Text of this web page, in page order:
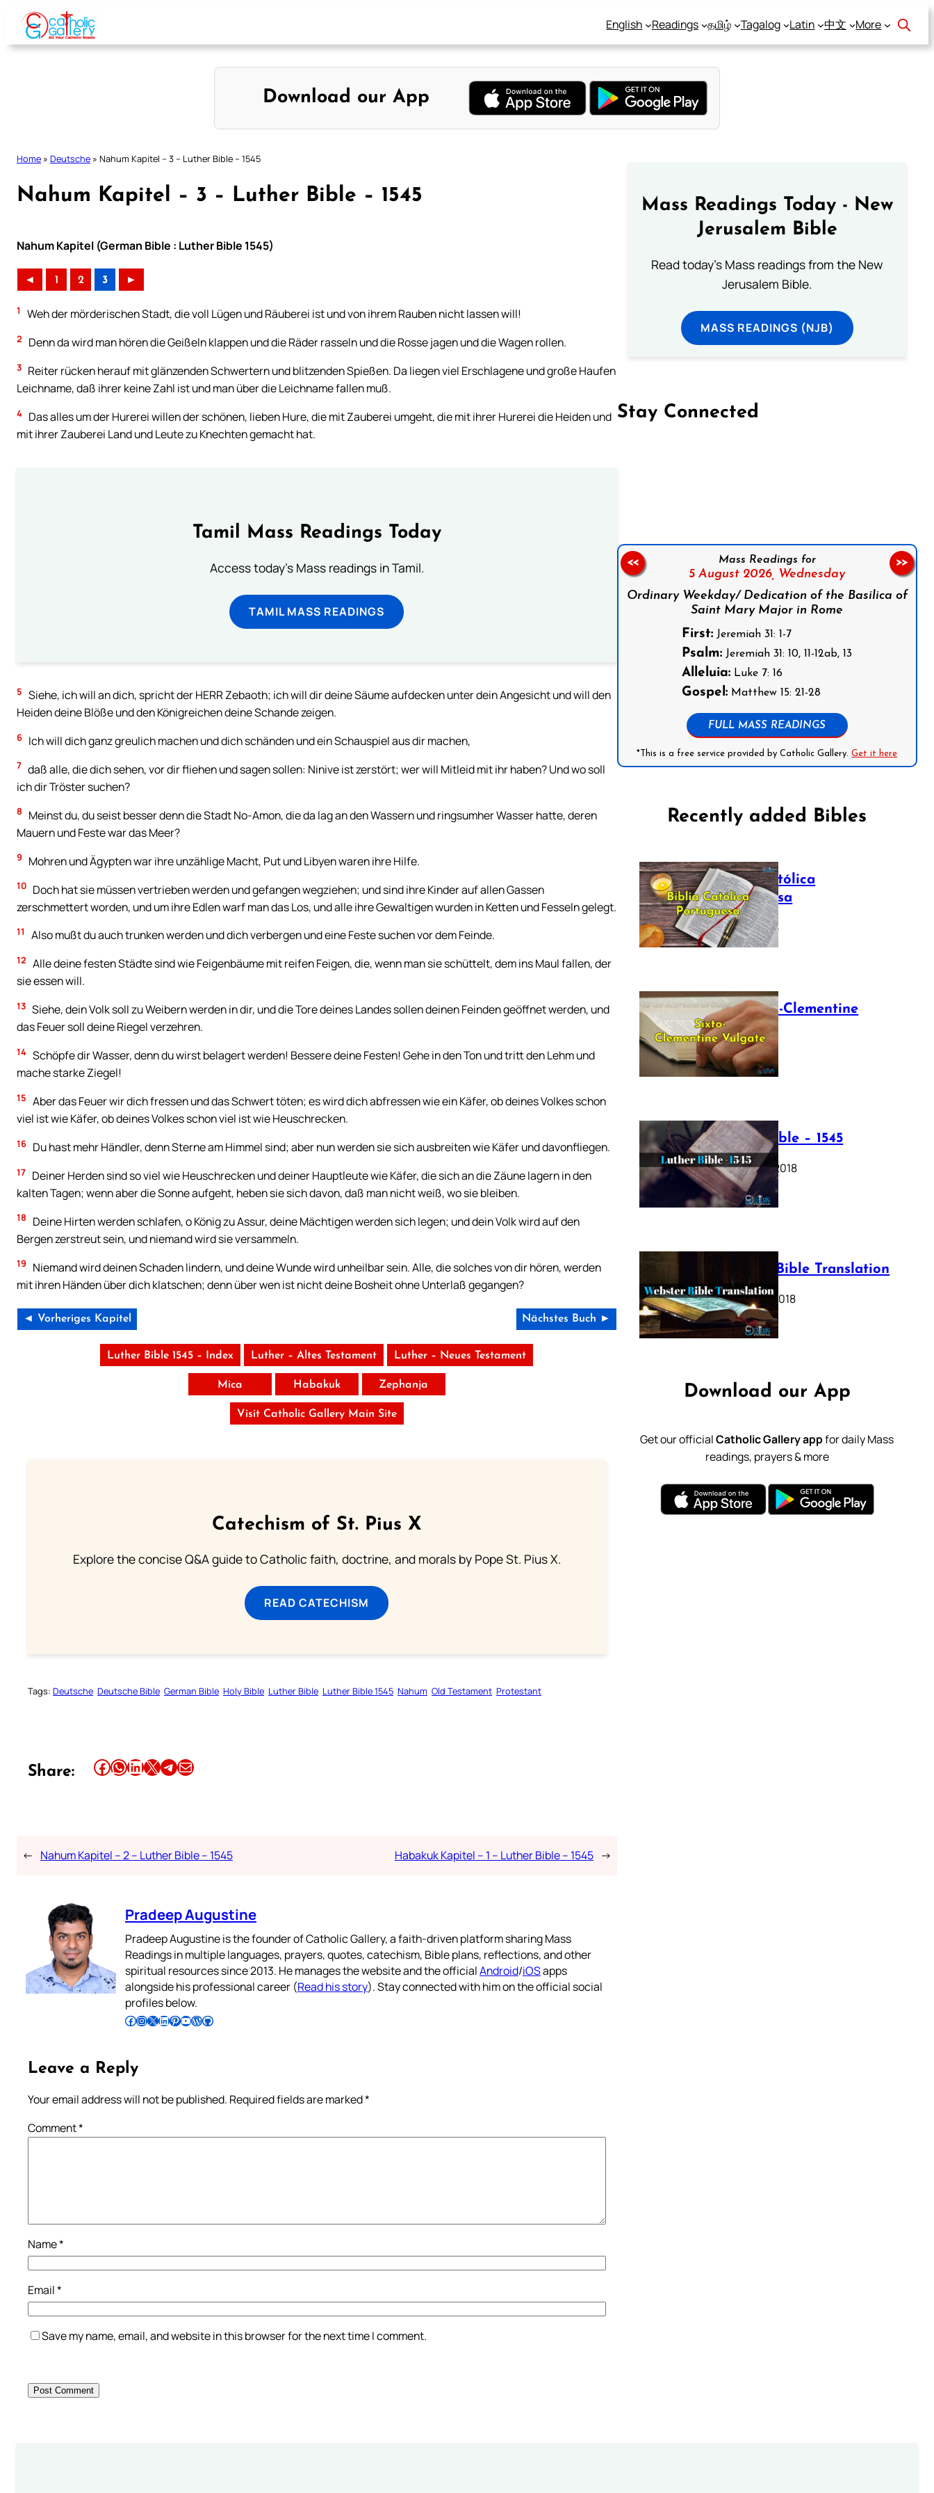
Skip
content
English Readings தமிழ் Tagalog Latin 中文 More
Download our App
Home » Deutsche » Nahum Kapitel – 3 – Luther Bible – 1545
Nahum Kapitel – 3 – Luther Bible – 1545
Nahum Kapitel (German Bible : Luther Bible 1545)
◄ 1 2 3 ►
1 Weh der mörderischen Stadt, die voll Lügen und Räuberei ist und von ihrem Rauben nicht lassen will!
2 Denn da wird man hören die Geißeln klappen und die Räder rasseln und die Rosse jagen und die Wagen rollen.
3 Reiter rücken herauf mit glänzenden Schwertern und blitzenden Spießen. Da liegen viel Erschlagene und große Haufen
Leichname, daß ihrer keine Zahl ist und man über die Leichname fallen muß.
4 Das alles um der Hurerei willen der schönen, lieben Hure, die mit Zauberei umgeht, die mit ihrer Hurerei die Heiden und
mit ihrer Zauberei Land und Leute zu Knechten gemacht hat.
Tamil Mass Readings Today
Access today's Mass readings in Tamil.
TAMIL MASS READINGS
5 Siehe, ich will an dich, spricht der HERR Zebaoth; ich will dir deine Säume aufdecken unter dein Angesicht und will den
Heiden deine Blöße und den Königreichen deine Schande zeigen.
6 Ich will dich ganz greulich machen und dich schänden und ein Schauspiel aus dir machen,
7 daß alle, die dich sehen, vor dir fliehen und sagen sollen: Ninive ist zerstört; wer will Mitleid mit ihr haben? Und wo soll
ich dir Tröster suchen?
8
Meinst du, du seist besser denn die Stadt No-Amon, die da lag an den Wassern und ringsumher Wasser hatte, deren
Mauern und Feste war das Meer?
9 Mohren und Ägypten war ihre unzählige Macht, Put und Libyen waren ihre Hilfe.
10 Doch hat sie müssen vertrieben werden und gefangen wegziehen; und sind ihre Kinder auf allen Gassen
zerschmettert worden, und um ihre Edlen warf man das Los, und alle ihre Gewaltigen wurden in Ketten und Fesseln gelegt.
11 Also mußt du auch trunken werden und dich verbergen und eine Feste suchen vor dem Feinde.
12 Alle deine festen Städte sind wie Feigenbäume mit reifen Feigen, die, wenn man sie schüttelt, dem ins Maul fallen, der
sie essen will.
13 Siehe, dein Volk soll zu Weibern werden in dir, und die Tore deines Landes sollen deinen Feinden geöffnet werden, und
das Feuer soll deine Riegel verzehren.
14 Schöpfe dir Wasser, denn du wirst belagert werden! Bessere deine Festen! Gehe in den Ton und tritt den Lehm und
mache starke Ziegel!
15 Aber das Feuer wir dich fressen und das Schwert töten; es wird dich abfressen wie ein Käfer, ob deines Volkes schon
viel ist wie Käfer, ob deines Volkes schon viel ist wie Heuschrecken.
16 Du hast mehr Händler, denn Sterne am Himmel sind; aber nun werden sie sich ausbreiten wie Käfer und davonfliegen.
17 Deiner Herden sind so viel wie Heuschrecken und deiner Hauptleute wie Käfer, die sich an die Zäune lagern in den
kalten Tagen; wenn aber die Sonne aufgeht, heben sie sich davon, daß man nicht weiß, wo sie bleiben.
18
Deine Hirten werden schlafen, o König zu Assur, deine Mächtigen werden sich legen; und dein Volk wird auf den
Bergen zerstreut sein, und niemand wird sie versammeln.
19
Niemand wird deinen Schaden lindern, und deine Wunde wird unheilbar sein. Alle, die solches von dir hören, werden
mit ihren Händen über dich klatschen; denn über wen ist nicht deine Bosheit ohne Unterlaß gegangen?
◄ Vorheriges Kapitel Nächstes Buch ►
Luther Bible 1545 – Index Luther – Altes Testament Luther – Neues Testament
Mica Habakuk Zephanja
Visit Catholic Gallery Main Site
Catechism of St. Pius X
Explore the concise Q&A guide to Catholic faith, doctrine, and morals by Pope St. Pius X.
READ CATECHISM
Tags: Deutsche Deutsche Bible German Bible Holy Bible Luther Bible Luther Bible 1545 Nahum Old Testament Protestant
Share: Share this article on Facebook Share this article on WhatsApp Share this article on LinkedIn Share this article on X Share this article on TelegramEmail this Article
← Nahum Kapitel – 2 – Luther Bible – 1545 Habakuk Kapitel – 1 – Luther Bible – 1545 →
Pradeep Augustine
Pradeep Augustine is the founder of Catholic Gallery, a faith-driven platform sharing Mass
Readings in multiple languages, prayers, quotes, catechism, Bible plans, reflections, and other
spiritual resources since 2013. He manages the website and the officialAndroid/iOSapps
alongside his professional career (Read his story). Stay connected with him on the official social
profiles below.
Follow Pradeep on Facebook Follow Pradeep on InstagramFollow Pradeep on X Follow Pradeep on LinkedIn Follow Pradeep on Pinterest Subscribe to Pradeep’s Youtube Channel Follow Pradeep on WordPress Follow Pradeep on GitHub
Leave a Reply
Your email address will not be published. Required fields are marked*
Comment*
Name*
Email*
Save my name, email, and website in this browser for the next time I comment.
Mass Readings Today - New
Jerusalem Bible
Read today's Mass readings from the New
Jerusalem Bible.
MASS READINGS (NJB)
Stay Connected
Mass Readings for
5 August 2026, Wednesday
Ordinary Weekday/ Dedication of the Basilica of
Saint Mary Major in Rome
First: Jeremiah 31: 1-7
Psalm: Jeremiah 31: 10, 11-12ab, 13
Alleluia: Luke 7: 16
Gospel: Matthew 15: 21-28
FULL MASS READINGS
*This is a free service provided by Catholic Gallery.Get it here
<< >>
Recently added Bibles
Bíblia Católica
Portuguesa
July 16, 2025
The Sixto-Clementine
Vulgate
July 12, 2025
Luther Bible – 1545
October 17, 2018
Webster Bible Translation
October 11, 2018
Download our App
Get our officialCatholic Gallery appfor daily Mass
readings, prayers & more